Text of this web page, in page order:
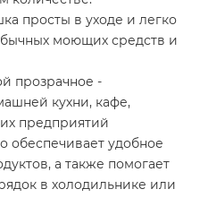
просты в уходе и легко
моющих средств и
прозрачное -
кухни, кафе,
предприятий
обеспечивает удобное
а также помогает
в холодильнике или